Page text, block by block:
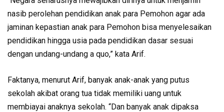
nasib perolehan pendidikan anak para Pemohon agar ada
jaminan kepastian anak para Pemohon bisa menyelesaikan
pendidikan hingga usia pada pendidikan dasar sesuai
dengan undang-undang a quo,” kata Arif.
Faktanya, menurut Arif, banyak anak-anak yang putus
sekolah akibat orang tua tidak memiliki uang untuk
membiayai anaknya sekolah. “Dan banyak anak dipaksa